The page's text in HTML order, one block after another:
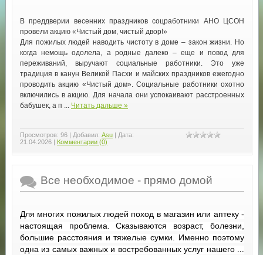
В преддверии весенних праздников соцработники АНО ЦСОН
провели акцию «Чистый дом, чистый двор!»
Для пожилых людей наводить чистоту в доме – закон жизни. Но
когда немощь одолела, а родные далеко – еще и повод для
переживаний, выручают социальные работники. Это уже
традиция в канун Великой Пасхи и майских праздников ежегодно
проводить акцию «Чистый дом». Социальные работники охотно
включились в акцию. Для начала они успокаивают расстроенных
бабушек, а п
Читать дальше »
Просмотров: 96| Добавил: Asu| Дата:
21.04.2026 | Комментарии (0)
Все необходимое - прямо домой
Для многих пожилых людей поход в магазин или аптеку -
настоящая проблема. Сказываются возраст, болезни,
большие расстояния и тяжелые сумки. Именно поэтому
одна из самых важных и востребованных услуг нашего ...